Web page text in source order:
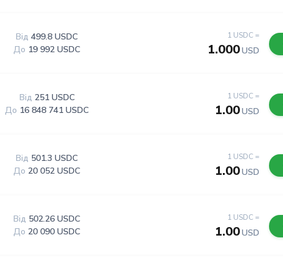
1 USDC =
1.000USD
Від 499.8 USDC
До 19 992 USDC
1 USDC =
1.00USD
Від 251 USDC
До 16 848 741 USDC
1 USDC =
1.00USD
Від 501.3 USDC
До 20 052 USDC
1 USDC =
1.00USD
Від 502.26 USDC
До 20 090 USDC